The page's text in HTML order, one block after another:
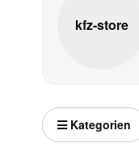
kfz-store
Kategorien